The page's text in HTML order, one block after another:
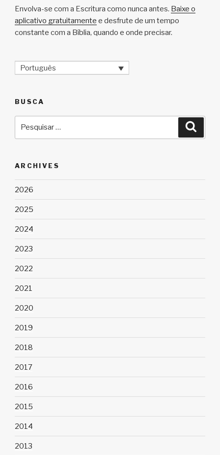
Envolva-se com a Escritura como nunca antes. Baixe o
aplicativo gratuitamente e desfrute de um tempo
constante com a Bíblia, quando e onde precisar.
Português
BUSCA
ARCHIVES
2026
2025
2024
2023
2022
2021
2020
2019
2018
2017
2016
2015
2014
2013